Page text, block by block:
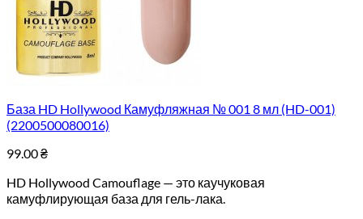
База HD Hollywood Камуфляжная № 001 8 мл (HD-001)
(2200500080016)
99.00₴
HD Hollywood Camouflage — это каучуковая
камуфлирующая база для гель-лака.